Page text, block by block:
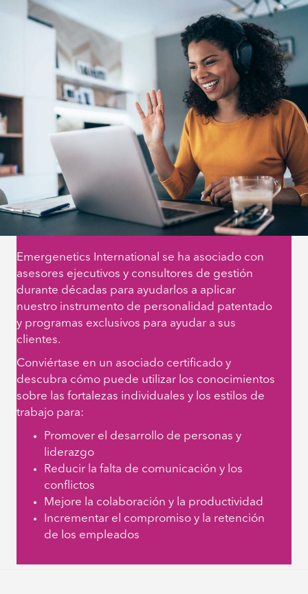
Emergenetics International se ha asociado con
asesores ejecutivos y consultores de gestión
durante décadas para ayudarlos a aplicar
nuestro instrumento de personalidad patentado
y programas exclusivos para ayudar a sus
clientes.
Conviértase en un asociado certificado y
descubra cómo puede utilizar los conocimientos
sobre las fortalezas individuales y los estilos de
trabajo para:
Promover el desarrollo de personas y
liderazgo
Reducir la falta de comunicación y los
conflictos
Mejore la colaboración y la productividad
Incrementar el compromiso y la retención
de los empleados